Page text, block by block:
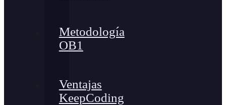
Metodología
OB1
Ventajas
KeepCoding